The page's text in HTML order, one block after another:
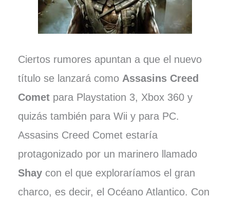
Ciertos rumores apuntan a que el nuevo
título se lanzará como Assasins Creed
Cometpara Playstation 3, Xbox 360 y
quizás también para Wii y para PC.
Assasins Creed Comet estaría
protagonizado por un marinero llamado
Shaycon el que exploraríamos el gran
charco, es decir, el Océano Atlantico. Con